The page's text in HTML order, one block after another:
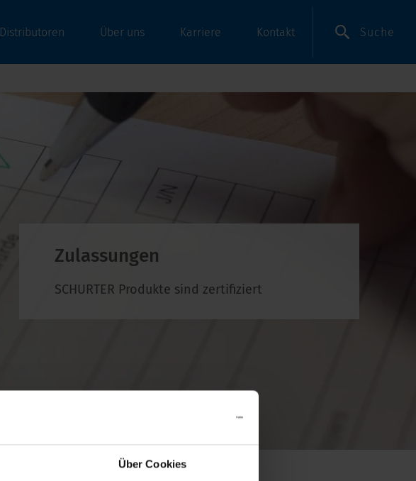
Über Cookies
Distributoren Über uns Karriere Kontakt Suche
Zulassungen
SCHURTER Produkte sind zertifiziert